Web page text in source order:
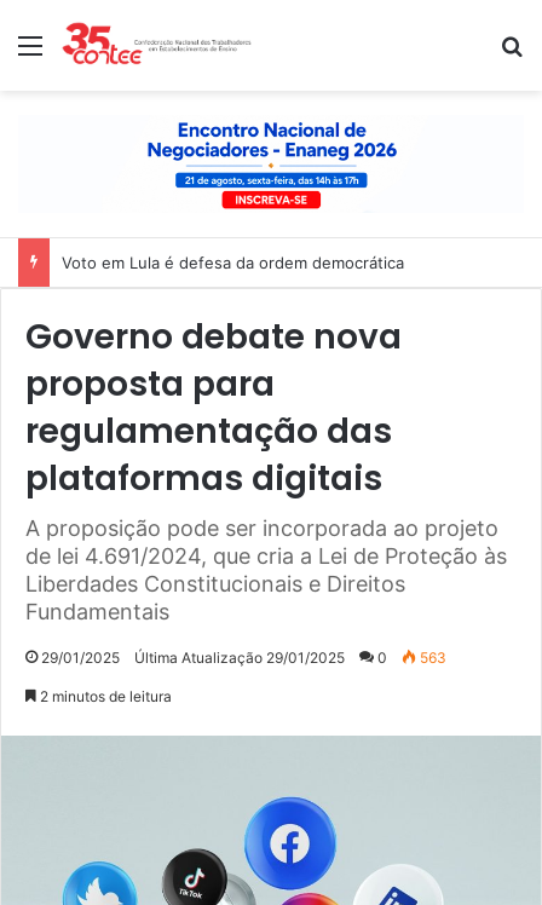
Menu
Voto em Lula é defesa da ordem democrática
Governo debate nova
proposta para
regulamentação das
plataformas digitais
A proposição pode ser incorporada ao projeto
de lei 4.691/2024, que cria a Lei de Proteção às
Liberdades Constitucionais e Direitos
Fundamentais
29/01/2025 Última Atualização 29/01/2025 0 563
2 minutos de leitura